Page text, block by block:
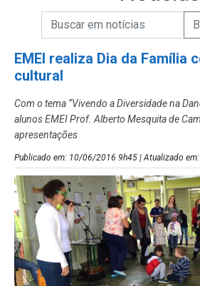
Campo de Busca
Campo de Busca de
EMEI realiza Dia da Família
cultural
Com o tema “Vivendo a Diversidade na
alunos EMEI Prof. Alberto Mesquita de
apresentações
Publicado em: 10/06/2016 9h45 | Atualizado